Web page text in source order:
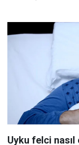
Uyku felci